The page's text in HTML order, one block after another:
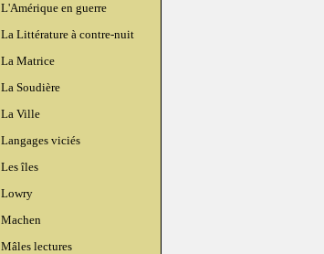
L'Amérique en guerre
La Littérature à contre-nuit
La Matrice
La Soudière
La Ville
Langages viciés
Les îles
Lowry
Machen
Mâles lectures